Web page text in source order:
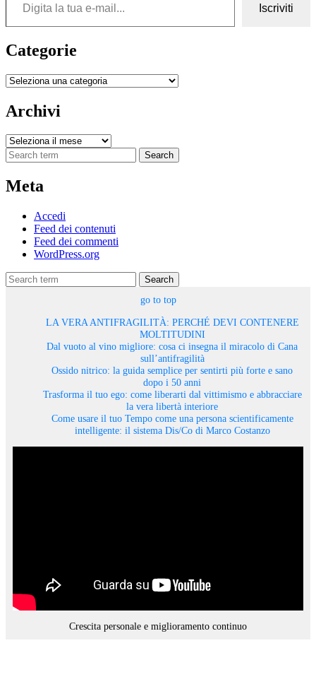
Iscriviti
Categorie
Categorie
Archivi
Archivi
Search
Meta
Accedi
Feed dei contenuti
Feed dei commenti
WordPress.org
Search
go to top
LA VERA ANTIFRAGILITÀ: PERCHÉ DEVI CONTENERE
MOLTITUDINI
Dal vuoto al vino migliore: cosa ci insegna il miracolo di Cana
sull’antifragilità
Ossido nitrico: la guida semplice per sentirti più forte e sano
dopo i 50 anni
Trasforma il tuo ego: come liberarti dal vittimismo e abbracciare
la vera libertà interiore
Come usare il tuo Tempo come una persona scientificamente
intelligente: il sistema Dis/Co di Marco Costanzo
Crescita personale e miglioramento continuo